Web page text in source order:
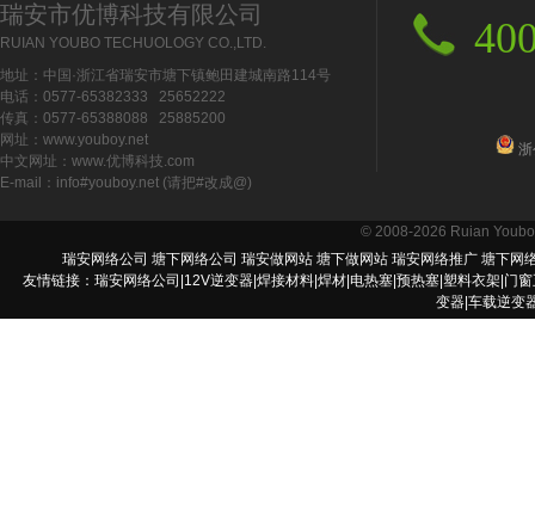
瑞安市优博科技有限公司
RUIAN YOUBO TECHUOLOGY CO.,LTD.
地址：中国·浙江省瑞安市塘下镇鲍田建城南路114号
电话：0577-65382333 25652222
传真：0577-65388088 25885200
网址：www.youboy.net
中文网址：www.优博科技.com
E-mail：info#youboy.net (请把#改成@)
© 2008-2026 Ruian
瑞安网络公司 塘下网络公司 瑞安做网站 塘下做网站 瑞安网络推广 塘下网
友情链接： 瑞安网络公司 12V逆变器| 焊接材料| 焊材| 电热塞| 预热塞| 塑料衣架| 门
变器 车载逆变